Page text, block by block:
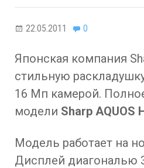
22.05.2011 0
Японская компания
стильную
16 Мп камерой.
модели Sharp AQUOS
Модель работает на
Дисплей диагональю